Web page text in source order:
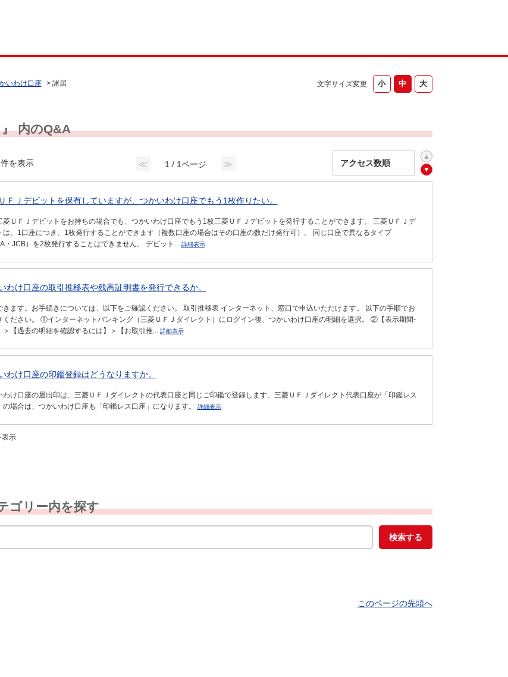
文字サイズ変更
いわけ口座 > 諸届
内のQ&A
を表示 ≪ 1 / 1ページ ≫
ＦＪデビットを保有していますが、つかいわけ口座でもう1枚作りたい。
菱ＵＦＪデビットをお持ちの場合でも、つかいわけ口座でもう1枚三菱ＵＦＪデビットを発行することができます。 三菱ＵＦＪデ
は、1口座につき、1枚発行することができます（複数口座の場合はその口座の数だけ発行可）。 同じ口座で異なるタイプ
・JCB）を2枚発行することはできません。 デビット... 詳細表示
わけ口座の取引推移表や残高証明書を発行できるか。
きます。お手続きについては、以下をご確認ください。 取引推移表 インターネット、窓口で申込いただけます。 以下の手順でお
ください。 ①インターネットバンキング（三菱ＵＦＪダイレクト）にログイン後、つかいわけ口座の明細を選択。 ②【表示期間-
＞【過去の明細を確認するには】＞【お取引推... 詳細表示
わけ口座の印鑑登録はどうなりますか。
わけ口座の届出印は、三菱ＵＦＪダイレクトの代表口座と同じご印鑑で登録します。三菱ＵＦＪダイレクト代表口座が「印鑑レス
の場合は、つかいわけ口座も「印鑑レス口座」になります。
詳細表示
表示
ゴリー内を探す
このページの先頭へ